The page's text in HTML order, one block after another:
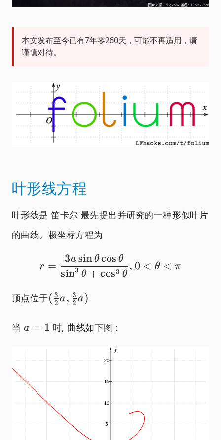
本文发布至今已有7年零260天，可能不再适用，请
谨慎对待。
叶形线方程
叶形线是 笛卡尔 最先提出并研究的一种形似叶片
的曲线。极坐标方程为
r={{3a\sin \theta
r =
sin3 θ + cos3 θ
3a sinθ cos θ
, 0 < θ < π
顶点位于({3
\over
2} a,
{3
2} a)
( 2
3 a, 2
3 a)
当 a=1
a = 1 时, 曲线如下图：